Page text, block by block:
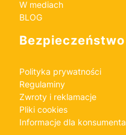
W mediach
BLOG
Bezpieczeństwo
Polityka prywatności
Regulaminy
Zwroty i reklamacje
Pliki cookies
Informacje dla konsumenta